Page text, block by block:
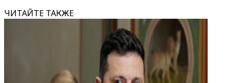
ЧИТАЙТЕ ТАКЖЕ